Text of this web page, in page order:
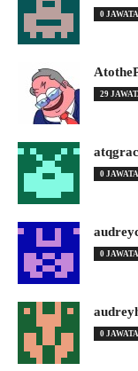
0
29
0
0
0